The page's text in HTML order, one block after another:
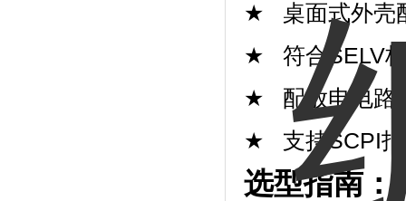
★
桌面式外壳
★
符合 SELV
★
配放电电路
★
支持 SCPI
选型指南：